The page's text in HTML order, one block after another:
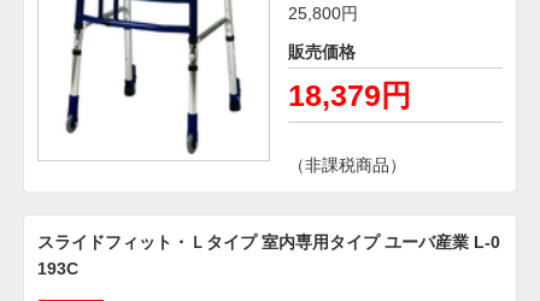
25,800円
販売価格
18,379円
（非課税商品）
スライドフィット・Ｌタイプ 室内専用タイプ ユーバ産業 L-0
193C